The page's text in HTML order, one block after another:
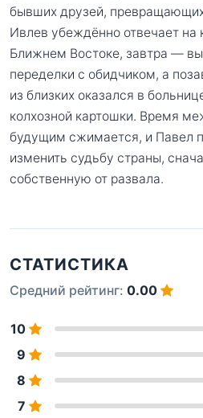
бывших друзей,
Ивлев убеждённо отвечает на
Ближнем Востоке, завтра —
переделки с обидчиком, а
из близких оказался в
колхозной картошки. Время
будущим сжимается, и Павел
изменить судьбу страны,
собственную от развала.
СТАТИСТИКА
Средний рейтинг: 0.00
10
9
8
7